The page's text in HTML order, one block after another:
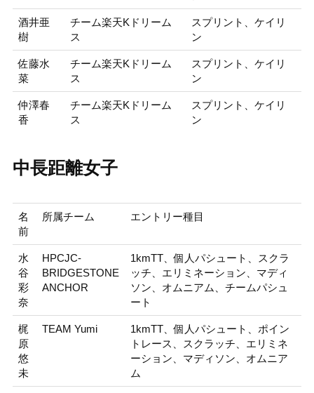
酒井亜
樹
チーム楽天Kドリーム
ス
スプリント、ケイリ
ン
佐藤水
菜
チーム楽天Kドリーム
ス
スプリント、ケイリ
ン
仲澤春
香
チーム楽天Kドリーム
ス
スプリント、ケイリ
ン
中長距離女子
名
前
所属チーム エントリー種目
水
谷
彩
奈
HPCJC-
BRIDGESTONE
ANCHOR
1kmTT、個人パシュート、スクラ
ッチ、エリミネーション、マディ
ソン、オムニアム、チームパシュ
ート
梶
原
悠
未
TEAM Yumi
1kmTT、個人パシュート、ポイン
トレース、スクラッチ、エリミネ
ーション、マディソン、オムニア
ム